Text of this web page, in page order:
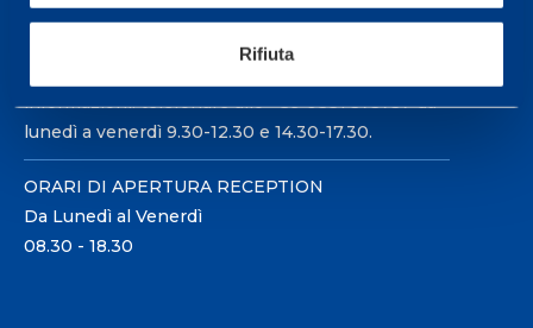
Rifiuta
21057 Olgiate Olona (Varese) Italia.
informazioni: telefonare allo +39 0331 575757 da
lunedì a venerdì 9.30-12.30 e 14.30-17.30.
ORARI DI APERTURA RECEPTION
Da Lunedì al Venerdì
08.30 - 18.30